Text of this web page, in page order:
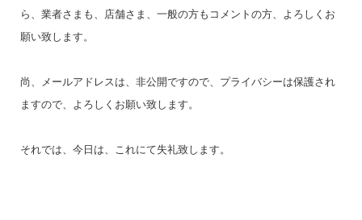
ら、業者さまも、店舗さま、一般の方もコメントの方、よろしくお
願い致します。
尚、メールアドレスは、非公開ですので、プライバシーは保護され
ますので、よろしくお願い致します。
それでは、今日は、これにて失礼致します。